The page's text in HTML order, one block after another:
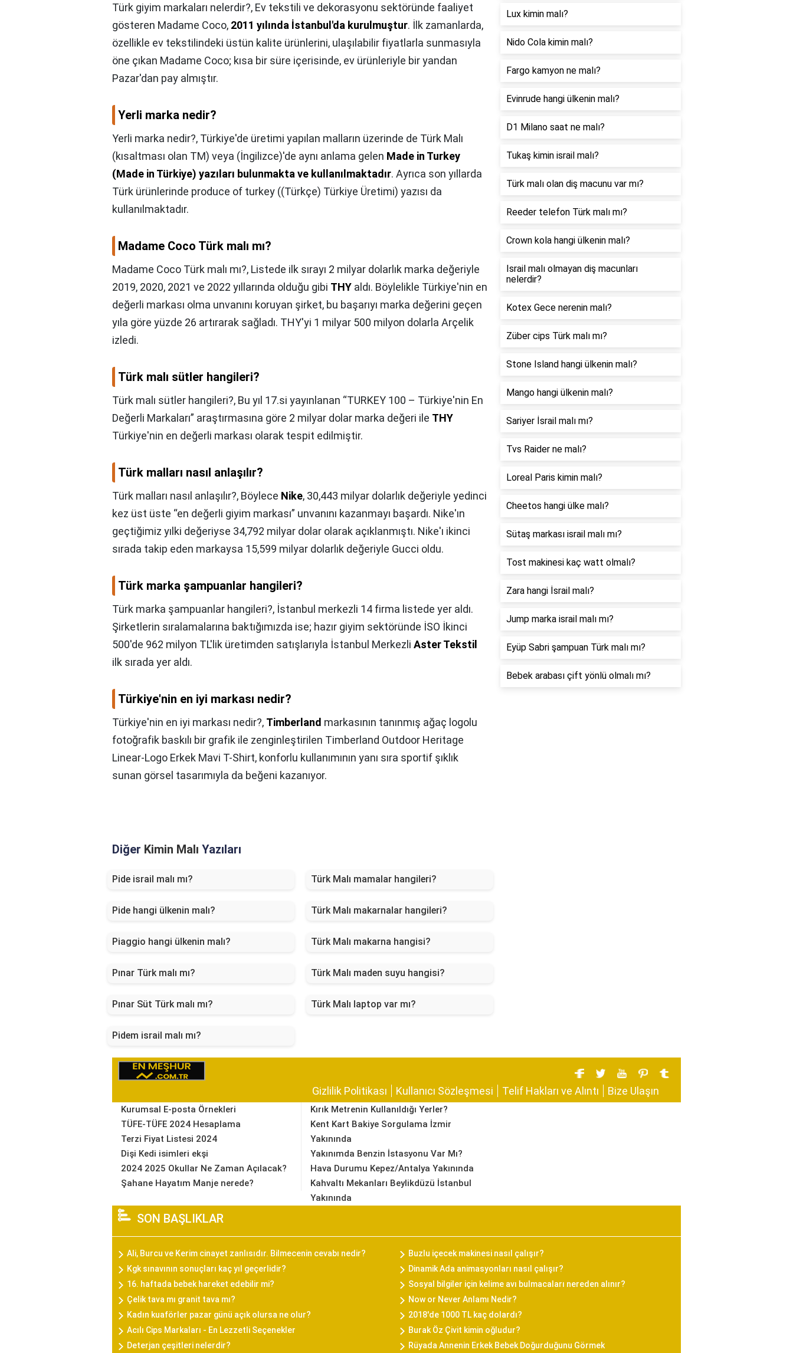
Türk giyim markaları nelerdir?, Ev tekstili ve dekorasyonu sektöründe faaliyet
gösteren Madame Coco, 2011 yılında İstanbul'da kurulmuştur. İlk zamanlarda,
özellikle ev tekstilindeki üstün kalite ürünlerini, ulaşılabilir fiyatlarla sunmasıyla
öne çıkan Madame Coco; kısa bir süre içerisinde, ev ürünleriyle bir yandan
Pazar'dan pay almıştır.
Yerli marka nedir?
Yerli marka nedir?, Türkiye'de üretimi yapılan malların üzerinde de Türk Malı
(kısaltması olan TM) veya (İngilizce)'de aynı anlama gelen Made in Turkey
(Made in Türkiye) yazıları bulunmakta ve kullanılmaktadır. Ayrıca son yıllarda
Türk ürünlerinde produce of turkey ((Türkçe) Türkiye Üretimi) yazısı da
kullanılmaktadır.
Madame Coco Türk malı mı?
Madame Coco Türk malı mı?, Listede ilk sırayı 2 milyar dolarlık marka değeriyle
2019, 2020, 2021 ve 2022 yıllarında olduğu gibi THY aldı. Böylelikle Türkiye'nin en
değerli markası olma unvanını koruyan şirket, bu başarıyı marka değerini geçen
yıla göre yüzde 26 artırarak sağladı. THY'yi 1 milyar 500 milyon dolarla Arçelik
izledi.
Türk malı sütler hangileri?
Türk malı sütler hangileri?, Bu yıl 17.si yayınlanan “TURKEY 100 – Türkiye'nin En
Değerli Markaları” araştırmasına göre 2 milyar dolar marka değeri ile THY
Türkiye'nin en değerli markası olarak tespit edilmiştir.
Türk malları nasıl anlaşılır?
Türk malları nasıl anlaşılır?, Böylece Nike, 30,443 milyar dolarlık değeriyle yedinci
kez üst üste “en değerli giyim markası” unvanını kazanmayı başardı. Nike'ın
geçtiğimiz yılki değeriyse 34,792 milyar dolar olarak açıklanmıştı. Nike'ı ikinci
sırada takip eden markaysa 15,599 milyar dolarlık değeriyle Gucci oldu.
Türk marka şampuanlar hangileri?
Türk marka şampuanlar hangileri?, İstanbul merkezli 14 firma listede yer aldı.
Şirketlerin sıralamalarına baktığımızda ise; hazır giyim sektöründe İSO İkinci
500'de 962 milyon TL'lik üretimden satışlarıyla İstanbul Merkezli Aster Tekstil
ilk sırada yer aldı.
Türkiye'nin en iyi markası nedir?
Türkiye'nin en iyi markası nedir?, Timberland markasının tanınmış ağaç logolu
fotoğrafik baskılı bir grafik ile zenginleştirilen Timberland Outdoor Heritage
Linear-Logo Erkek Mavi T-Shirt, konforlu kullanımının yanı sıra sportif şıklık
sunan görsel tasarımıyla da beğeni kazanıyor.
Diğer Kimin Malı Yazıları
Pide israil malı mı? Türk Malı mamalar hangileri?
Pide hangi ülkenin malı? Türk Malı makarnalar hangileri?
Piaggio hangi ülkenin malı? Türk Malı makarna hangisi?
Pınar Türk malı mı? Türk Malı maden suyu hangisi?
Pınar Süt Türk malı mı? Türk Malı laptop var mı?
Pidem israil malı mı?
Lux kimin malı?
Nido Cola kimin malı?
Fargo kamyon ne malı?
Evinrude hangi ülkenin malı?
D1 Milano saat ne malı?
Tukaş kimin israil malı?
Türk malı olan diş macunu var mı?
Reeder telefon Türk malı mı?
Crown kola hangi ülkenin malı?
Israil malı olmayan diş macunları
nelerdir?
Kotex Gece nerenin malı?
Züber cips Türk malı mı?
Stone Island hangi ülkenin malı?
Mango hangi ülkenin malı?
Sariyer İsrail malı mı?
Tvs Raider ne malı?
Loreal Paris kimin malı?
Cheetos hangi ülke malı?
Sütaş markası israil malı mı?
Tost makinesi kaç watt olmalı?
Zara hangi İsrail malı?
Jump marka israil malı mı?
Eyüp Sabri şampuan Türk malı mı?
Bebek arabası çift yönlü olmalı mı?
Gizlilik Politikası Kullanıcı Sözleşmesi Telif Hakları ve Alıntı Bize Ulaşın
Kurumsal E-posta Örnekleri
TÜFE-TÜFE 2024 Hesaplama
Terzi Fiyat Listesi 2024
Dişi Kedi isimleri ekşi
2024 2025 Okullar Ne Zaman Açılacak?
Şahane Hayatım Manje nerede?
Kırık Metrenin Kullanıldığı Yerler?
Kent Kart Bakiye Sorgulama İzmir
Yakınında
Yakınımda Benzin İstasyonu Var Mı?
Hava Durumu Kepez/Antalya Yakınında
Kahvaltı Mekanları Beylikdüzü İstanbul
Yakınında
SON BAŞLIKLAR
Ali, Burcu ve Kerim cinayet zanlısıdır. Bilmecenin cevabı nedir?
Buzlu içecek makinesi nasıl çalışır?
Kgk sınavının sonuçları kaç yıl geçerlidir?
Dinamik Ada animasyonları nasıl çalışır?
16. haftada bebek hareket edebilir mi?
Sosyal bilgiler için kelime avı bulmacaları nereden alınır?
Çelik tava mı granit tava mı?
Now or Never Anlamı Nedir?
Kadın kuaförler pazar günü açık olursa ne olur?
2018'de 1000 TL kaç dolardı?
Acılı Cips Markaları - En Lezzetli Seçenekler
Burak Öz Çivit kimin oğludur?
Deterjan çeşitleri nelerdir?
Rüyada Annenin Erkek Bebek Doğurduğunu Görmek